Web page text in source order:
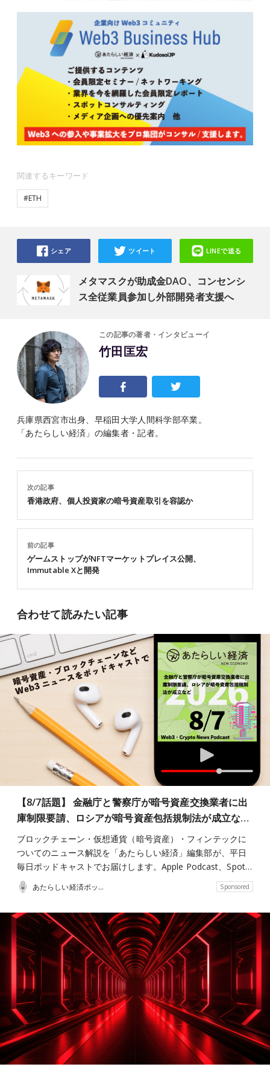
関連するキーワード
#ETH
メタマスクが助成金DAO、コンセンシ
ス全従業員参加し外部開発者支援へ
シェア ツイート LINEで送る
この記事の著者・インタビューイ
竹田匡宏
兵庫県西宮市出身、早稲田大学人間科学部卒業。
「あたらしい経済」の編集者・記者。
前の記事
ゲームストップがNFTマーケットプレイス公開、
Immutable Xと開発
次の記事
香港政府、個人投資家の暗号資産取引を容認か
合わせて読みたい記事
【8/7話題】 金融庁と警察庁が暗号資産交換業者に出
庫制限要請、ロシアが暗号資産包括規制法が成立な…
ブロックチェーン・仮想通貨（暗号資産）・フィンテックに
ついてのニュース解説を「あたらしい経済」編集部が、平日
毎日ポッドキャストでお届けします。Apple Podcast、Spot…
あたらしい経済ポッドキャスト Sponsored